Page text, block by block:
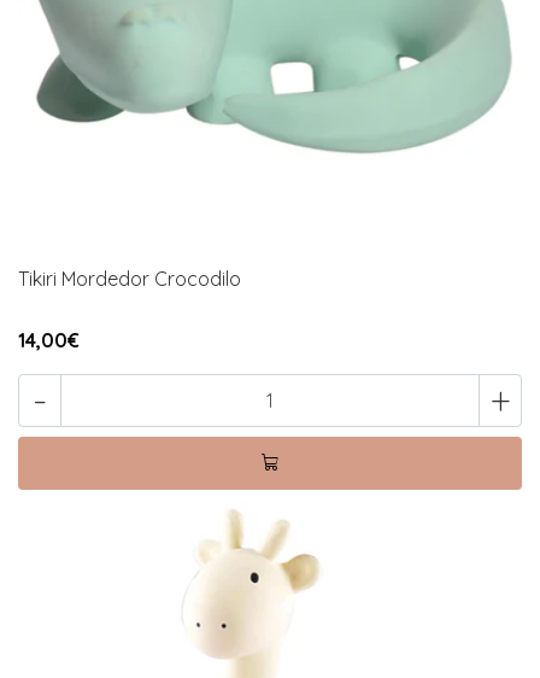
Tikiri Mordedor Crocodilo
14,00€
- +